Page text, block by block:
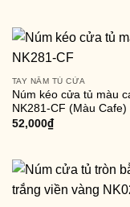
TAY NẮM TỦ CỬA
Núm kéo cửa tủ màu
NK281-CF (Màu Cafe)
52,000₫